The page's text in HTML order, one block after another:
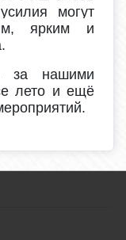
могут
ярким и
за нашими
лето и ещё